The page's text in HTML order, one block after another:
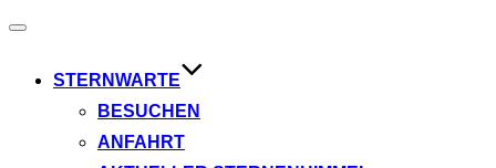
Navigation
STERNWARTE
BESUCHEN
ANFAHRT